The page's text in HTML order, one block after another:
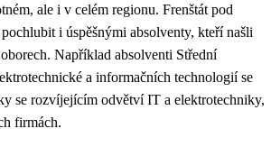
ale i v celém regionu. Frenštát pod
i úspěšnými absolventy, kteří našli
Například absolventi Střední
a informačních technologií se
se rozvíjejícím odvětví IT a elektrotechniky,
firmách.